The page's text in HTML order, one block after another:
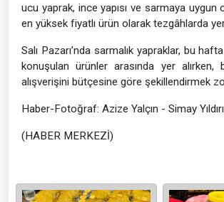
ucu yaprak, ince yapısı ve sarmaya uygun
en yüksek fiyatlı ürün olarak tezgâhlarda yer
Salı Pazarı’nda sarmalık yapraklar, bu
konuşulan ürünler arasında yer alırken,
alışverişini bütçesine göre şekillendirmek
Haber-Fotoğraf: Azize Yalçın - Simay
(HABER MERKEZİ)